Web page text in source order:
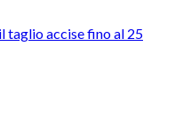
taglio accise fino al 25